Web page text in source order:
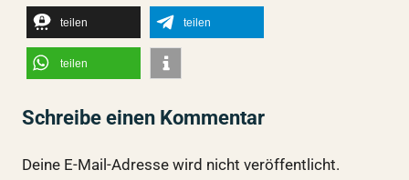
teilen teilen
teilen
Schreibe einen Kommentar
Deine E-Mail-Adresse wird nicht veröffentlicht.